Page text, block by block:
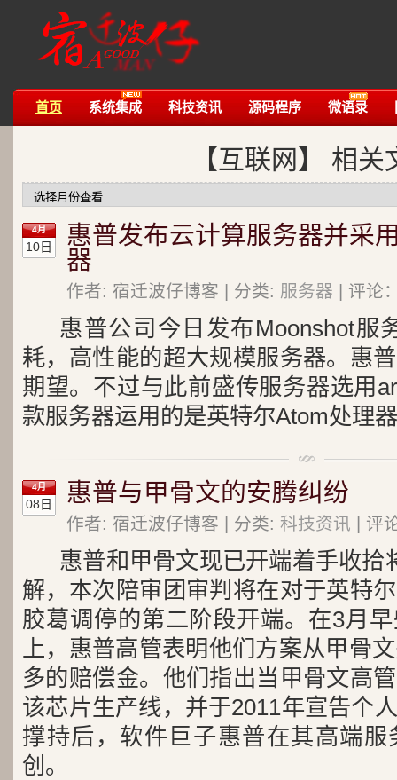
首页 系统集成 科技资讯 源码程序 微语录
【互联网】 相关
4月
10日
惠普发布云计算服务器并采
器
作者: 宿迁波仔博客 | 分类: 服务器 | 评论
惠普公司今日发布Moonshot服
耗，高性能的超大规模服务器。惠
期望。不过与此前盛传服务器选用
款服务器运用的是英特尔Atom处理
4月
08日 惠普与甲骨文的安腾纠纷
作者: 宿迁波仔博客 | 分类: 科技资讯 | 评
惠普和甲骨文现已开端着手收拾
解，本次陪审团审判将在对于英特
胶葛调停的第二阶段开端。 在3月
上，惠普高管表明他们方案从甲骨
多的赔偿金。他们指出当甲骨文高
该芯片生产线，并于2011年宣告个
撑持后，软件巨子惠普在其高端
创。